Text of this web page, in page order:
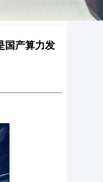
国产算力发